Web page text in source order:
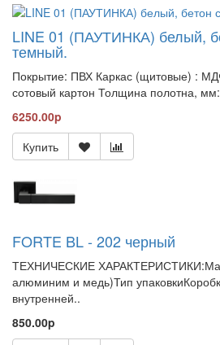
LINE 01 (ПАУТИНКА) белый,
темный.
Покрытие: ПВХ Каркас (щитовые) :
сотовый картон Толщина полотна,
6250.00p
Купить
FORTE BL - 202 черный
ТЕХНИЧЕСКИЕ
алюминим и медь)Тип
внутренней..
850.00p